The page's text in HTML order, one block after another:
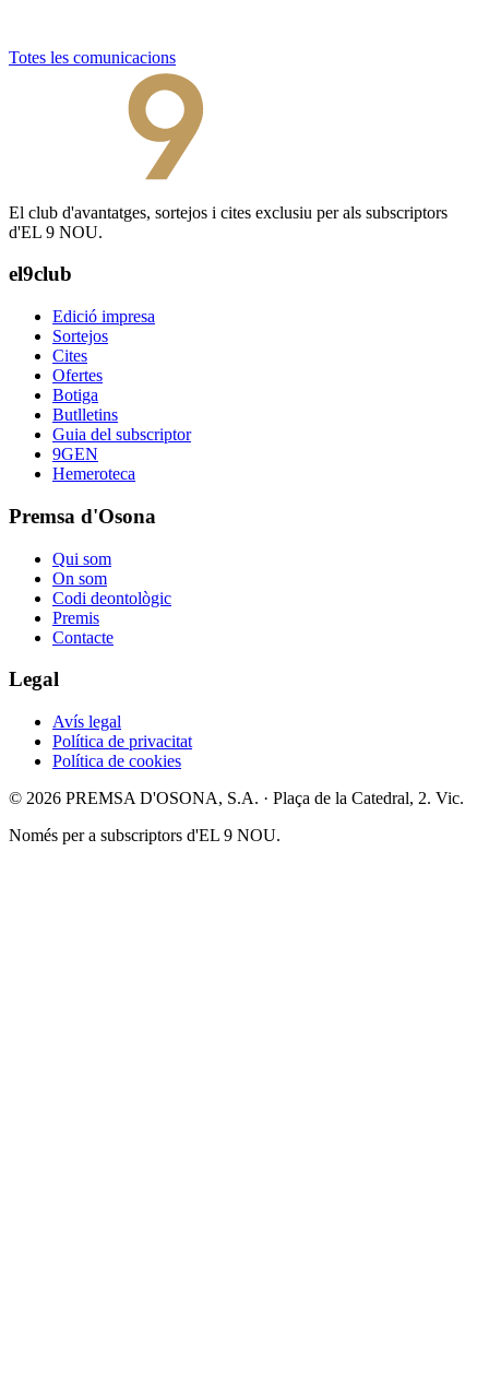
Totes les comunicacions
El club d'avantatges, sortejos i cites exclusiu per als subscriptors
d'EL 9 NOU.
el9club
Edició impresa
Sortejos
Cites
Ofertes
Botiga
Butlletins
Guia del subscriptor
9GEN
Hemeroteca
Premsa d'Osona
Qui som
On som
Codi deontològic
Premis
Contacte
Legal
Avís legal
Política de privacitat
Política de cookies
© 2026 PREMSA D'OSONA, S.A. · Plaça de la Catedral, 2. Vic.
Només per a subscriptors d'EL 9 NOU.